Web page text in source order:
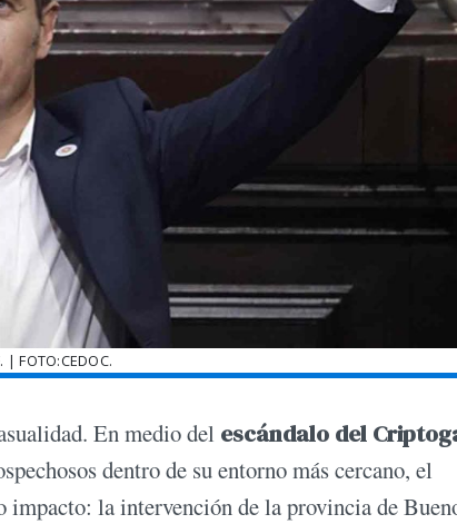
| FOTO:CEDOC.
En medio del escándalo del
dentro de su entorno más cercano, el
la intervención de la provincia de